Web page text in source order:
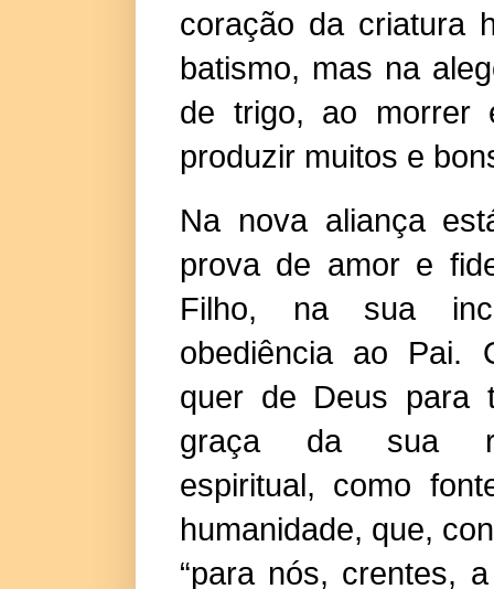
coração da criatura
batismo, mas na
de trigo, ao morrer
produzir muitos e
Na nova aliança
prova de amor e
Filho, na sua
obediência ao Pai.
quer de Deus para
graça da sua
espiritual, como
humanidade, que,
“para nós, crentes,